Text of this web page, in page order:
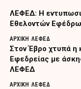
ΛΕΦΕΔ: Η
Εθελοντών
ΑΡΧΙΚΗ ΛΕΦΕΔ
Στον Έβρο χτυπά η
Εφεδρείας με
ΛΕΦΕΔ
ΑΡΧΙΚΗ ΛΕΦΕΔ